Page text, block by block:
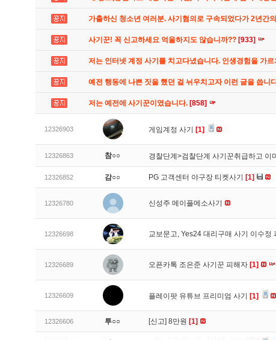
가출하신 청소년 여러분. 사기혐의로 구속되었다가 2년간
사기꾼! 꼭 신고하세요 억울하지도 않습니까?? [933]
저는 인터넷 계정 사기를 치고다녔습니다. 인생경험을 가
예전 행동에 나쁜 짓을 했던 걸 뉘우치고자 이런 글을 씁니
저는 예전에 사기꾼이였습니다. [858]
12326903 게임계정 사기 [1]
12326863 참○○ 경찰단계>검찰단계 사기꾼취급하고 이
12326852 감○○ PG 고객센터 야구장 티켓사기 [1]
12326780 신성주 메이플메소사기
12326698 교보문고, Yes24 대리구매 사기 이수정
12326689 오픈카톡 조은준 사기꾼 피해자 [1]
12326609 플레이팟 유튜브 프리미엄 사기 [1]
12326606 투○○ [신고] 8만원 [1]